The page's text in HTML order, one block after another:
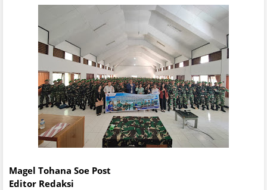
Magel Tohana Soe Post
Editor Redaksi